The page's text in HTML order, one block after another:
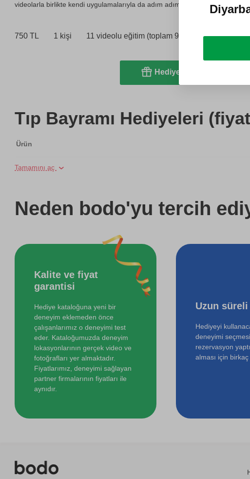
videolarla birlikte kendi uygulamalarıyla da adım adım ilerler.
750 TL 1 kişi 11 videolu eğitim (toplam 9 saat)
Hediye et
ve
750
Tıp Bayramı Hediyeleri
Ürün
Online Suluboya Kursu
Online Resim Kursu
Online Temel Sanat Tarihi Eğitimi
Tamamını aç
Neden bodo'yu tercih
Kalite ve fiyat
garantisi
Hediye kataloğuna yeni bir
deneyim eklemeden önce
çalışanlarımız o deneyimi test
eder. Kataloğumuzda deneyim
lokasyonlarının gerçek video ve
fotoğrafları yer almaktadır.
Fiyatlarımız, deneyimi sağlayan
partner firmalarının fiyatları ile
aynıdır.
Uzun süreli
Hediyeyi
deneyimi
rezervasyon
alması için birkaç